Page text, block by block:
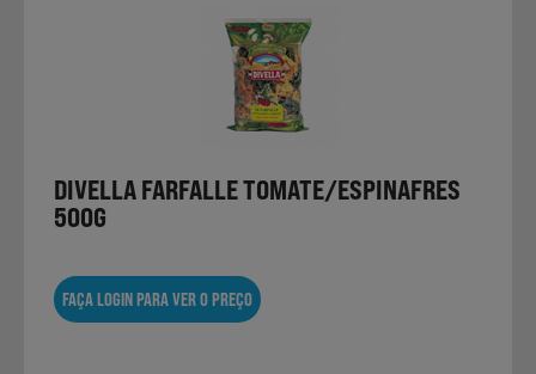
DIVELLA FARFALLE TOMATE/ESPINAFRES
500G
FAÇA LOGIN PARA VER O PREÇO